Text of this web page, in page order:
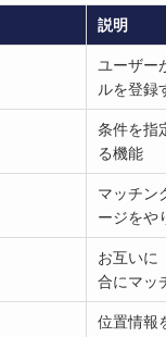
説明
ユーザー
ルを登録
条件を指
る機能
マッチン
ージをや
お互いに
合にマッ
位置情報